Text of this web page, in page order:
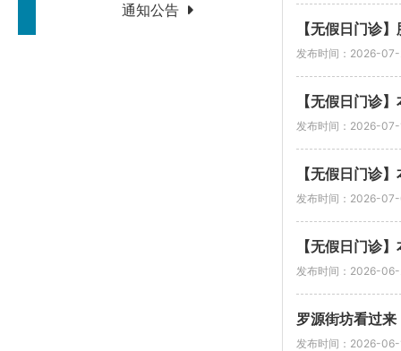
通知公告
【无假日门诊
发布时间：2026-
【无假日门诊
发布时间：2026-
【无假日门诊
发布时间：2026-
【无假日门诊
发布时间：2026-
罗源街坊看过
发布时间：2026-